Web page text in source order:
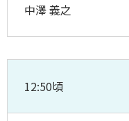
中澤 義之
12:50頃